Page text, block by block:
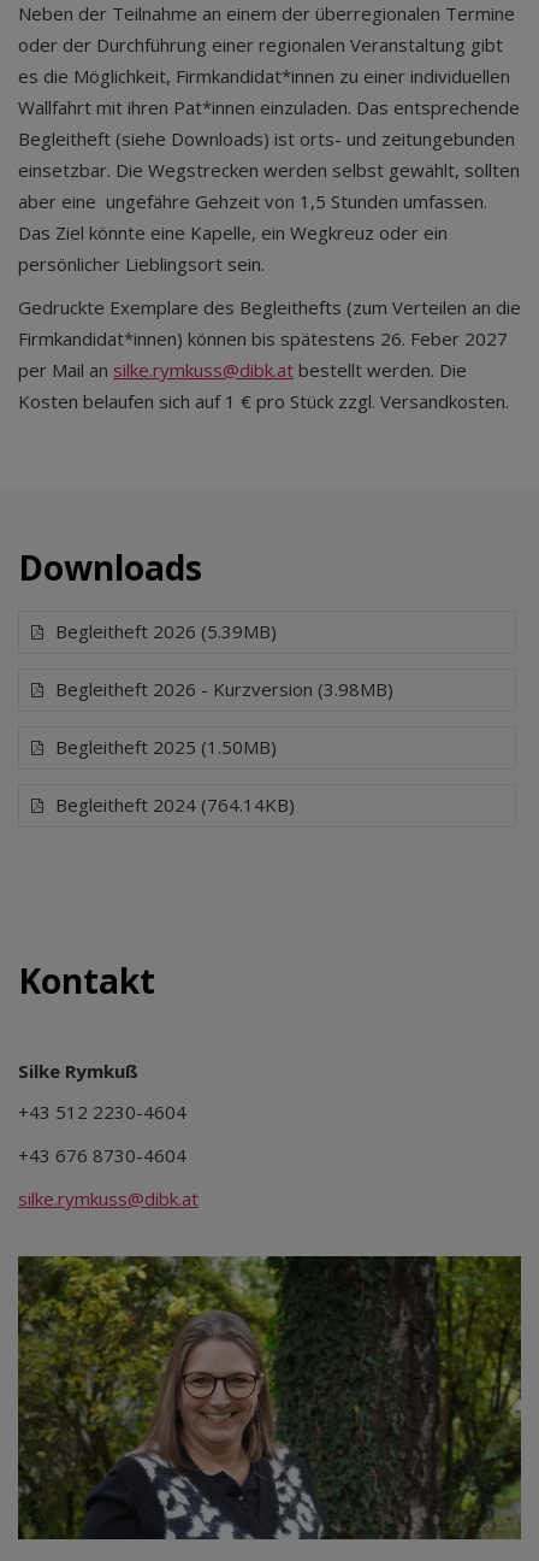
Neben der Teilnahme an einem der überregionalen Termine
oder der Durchführung einer regionalen Veranstaltung gibt
es die Möglichkeit, Firmkandidat*innen zu einer individuellen
Wallfahrt mit ihren Pat*innen einzuladen. Das entsprechende
Begleitheft (siehe Downloads) ist orts- und zeitungebunden
einsetzbar. Die Wegstrecken werden selbst gewählt, sollten
aber eine ungefähre Gehzeit von 1,5 Stunden umfassen.
Das Ziel könnte eine Kapelle, ein Wegkreuz oder ein
persönlicher Lieblingsort sein.
Gedruckte Exemplare des Begleithefts (zum Verteilen an die
Firmkandidat*innen) können bis spätestens 26. Feber 2027
per Mail an silke.rymkuss@dibk.at bestellt werden. Die
Kosten belaufen sich auf 1 € pro Stück zzgl. Versandkosten.
Downloads
Begleitheft 2026 (5.39MB)
Begleitheft 2026 - Kurzversion (3.98MB)
Begleitheft 2025 (1.50MB)
Begleitheft 2024 (764.14KB)
Kontakt
Silke Rymkuß
+43 512 2230-4604
+43 676 8730-4604
silke.rymkuss@dibk.at